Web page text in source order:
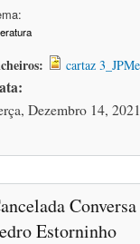
cartaz
Dezembro 14,
Estorninho